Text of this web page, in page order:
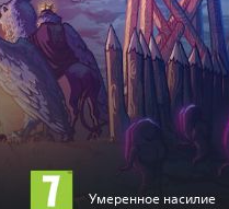
Умеренное насилие